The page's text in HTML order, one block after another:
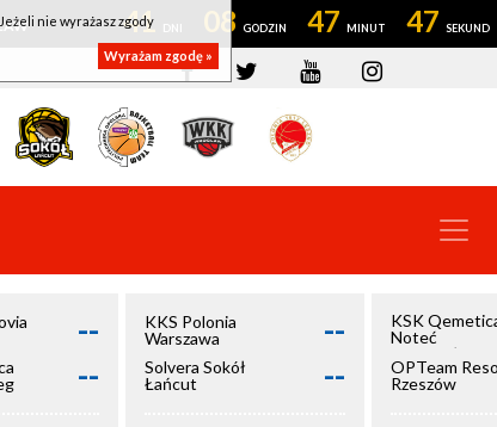
41 08 47 46
--
--
KKS Polonia
Warszawa
--
Solvera Sokół
Łańcut
--
KSK
Noteć
Inowrocław
OPTeam
Rzeszów
nie wyrażasz zgody
Wyrażam zgodę »